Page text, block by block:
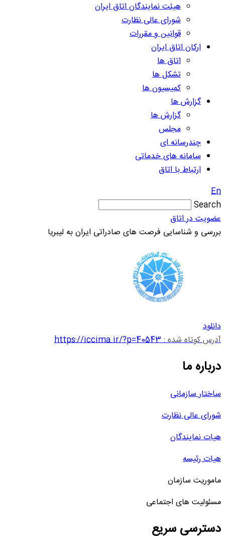
هیئت نمایندگان اتاق ایران
شورای عالی نظارت
قوانین و مقررات
ارکان اتاق ایران
اتاق ها
تشکل ها
کمیسیون ها
گزارش ها
گزارش ها
مجلس
چندرسانه ای
سامانه های خدماتی
ارتباط با اتاق
En
Search
عضویت در اتاق
بررسی و شناسایی فرصت های صادراتی ایران به لیبریا
دانلود
آدرس کوتاه شده :https://iccima.ir/?p=40543
درباره ما
ساختار سازمانی
شورای عالی نظارت
هیات نمایندگان
هیات رئیسه
ماموریت سازمان
مسئولیت های اجتماعی
دسترسی سریع